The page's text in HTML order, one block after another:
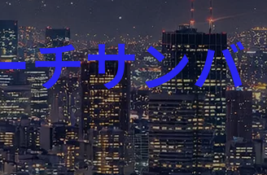
芸能界
社会
チサンバ